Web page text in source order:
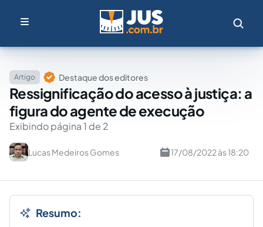
Artigo Destaque dos editores
Ressignificação do acesso à justiça: a
figura do agente de execução
Exibindo página 1 de 2
Lucas Medeiros Gomes 17/08/2022 às 18:20
Resumo: